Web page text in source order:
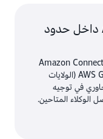
قم بنشر Amazon Connect داخل حدود
تعرّف على كيفية النشر الآمن لمركز اتصال Amazon Connect
عالي التوافق مع FedRAMP في AWS GovCloud (الولايات
في توجيه
الوكلاء المتاحين.